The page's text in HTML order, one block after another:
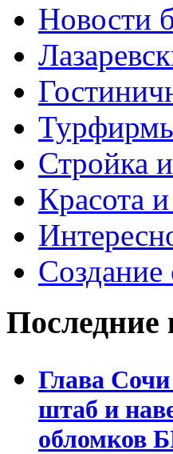
Новости
Стройка
Красота
Создание
Последние
Глава
штаб и
обломков